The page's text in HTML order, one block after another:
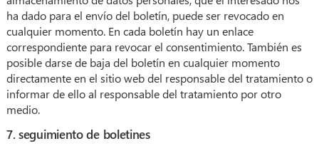
ha dado para el envío del boletín, puede ser revocado en
cualquier momento. En cada boletín hay un enlace
correspondiente para revocar el consentimiento. También es
posible darse de baja del boletín en cualquier momento
directamente en el sitio web del responsable del tratamiento o
informar de ello al responsable del tratamiento por otro
medio.
7. seguimiento de boletines